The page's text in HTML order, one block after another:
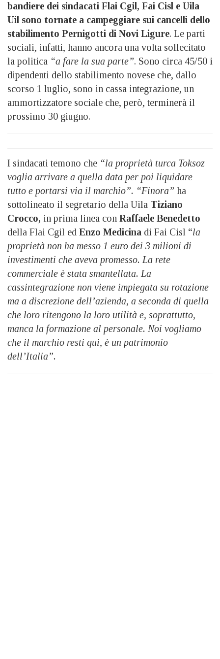
bandiere dei sindacati Flai Cgil, Fai Cisl e Uila
Uil sono tornate a campeggiare sui cancelli dello
stabilimento Pernigotti di Novi Ligure. Le parti
sociali, infatti, hanno ancora una volta sollecitato
la politica “a fare la sua parte”. Sono circa 45/50 i
dipendenti dello stabilimento novese che, dallo
scorso 1 luglio, sono in cassa integrazione, un
ammortizzatore sociale che, però, terminerà il
prossimo 30 giugno.
I sindacati temono che “la proprietà turca Toksoz
voglia arrivare a quella data per poi liquidare
tutto e portarsi via il marchio”. “Finora” ha
sottolineato il segretario della Uila Tiziano
Crocco, in prima linea con Raffaele Benedetto
della Flai Cgil ed Enzo Medicina di Fai Cisl “la
proprietà non ha messo 1 euro dei 3 milioni di
investimenti che aveva promesso. La rete
commerciale è stata smantellata. La
cassintegrazione non viene impiegata su rotazione
ma a discrezione dell’azienda, a seconda di quella
che loro ritengono la loro utilità e, soprattutto,
manca la formazione al personale. Noi vogliamo
che il marchio resti qui, è un patrimonio
dell’Italia”.